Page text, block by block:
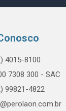
4015-8100
7308 300 - SAC
99821-4822